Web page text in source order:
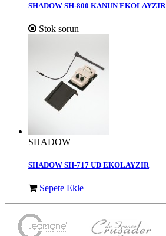
SHADOW SH-800 KANUN EKOLAYZIR
Stok sorun
SHADOW
SHADOW SH-717 UD EKOLAYZIR
Sepete Ekle